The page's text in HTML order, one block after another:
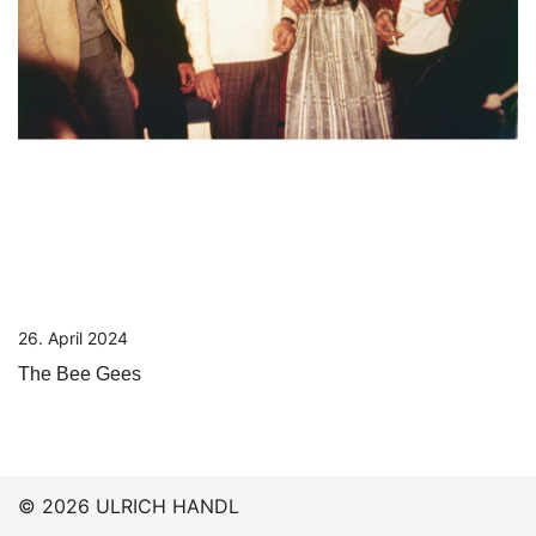
26. April 2024
The Bee Gees
© 2026 ULRICH HANDL